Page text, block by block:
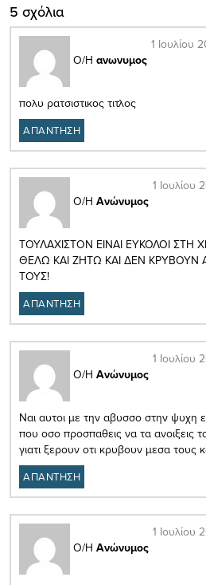
5 σχόλια
Ο/Η ανωνυμος
1 Ιουλίου
πολυ ρατσιστικος τιτλος
ΑΠΑΝΤΗΣΗ
Ο/Η Ανώνυμος
1 Ιουλίου
ΤΟΥΛΑΧΙΣΤΟΝ ΕΙΝΑΙ ΕΥΚΟΛΟΙ ΣΤΗ
ΘΕΛΩ ΚΑΙ ΖΗΤΩ ΚΑΙ ΔΕΝ
ΤΟΥΣ!
ΑΠΑΝΤΗΣΗ
Ο/Η Ανώνυμος
1 Ιουλίου
Ναι αυτοι με την αβυσσο στην ψυχη
που οσο προσπαθεις να τα ανοιξεις
γιατι ξερουν οτι κρυβουν μεσα τους
ΑΠΑΝΤΗΣΗ
Ο/Η Ανώνυμος
1 Ιουλίου